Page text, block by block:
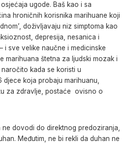
ugode. Baš kao i sa
hroničnih korisnika marihuane koji
doživljavaju niz simptoma kao
depresija, nesanica i
i sve velike naučne i medicinske
marihuana štetna za ljudski mozak i
kada se koristi u
koja probaju marihuanu,
za zdravlje, postaće ovisno o
ne dovodi do direktnog predoziranja,
Međutim, ne bi rekli da duhan ne